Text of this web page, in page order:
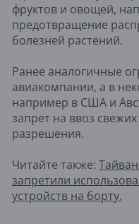
фруктов и овощей,
предотвращение
болезней растений.
Ранее аналогичные
авиакомпании, а в
например в США и
запрет на ввоз
разрешения.
Читайте также:
запретили
устройств на борту.